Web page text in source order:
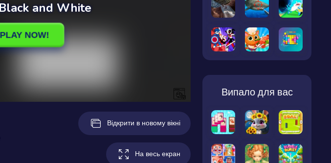
Відкрити в новому вікні
На весь екран
Випало для вас